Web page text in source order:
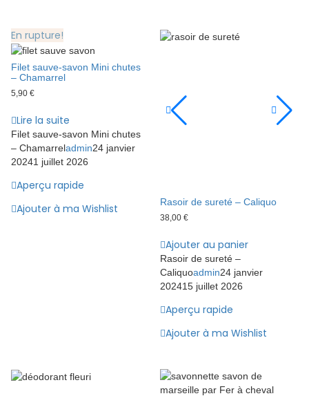
En rupture!
Filet sauve-savon Mini chutes
– Chamarrel
5,90 €
Lire la suite
Filet sauve-savon Mini chutes
– Chamarreladmin24 janvier
20241 juillet 2026
Aperçu rapide
Ajouter à ma Wishlist
Rasoir de sureté – Caliquo
38,00€
Ajouter au panier
Rasoir de sureté –
Caliquoadmin24 janvier
202415 juillet 2026
Aperçu rapide
Ajouter à ma Wishlist